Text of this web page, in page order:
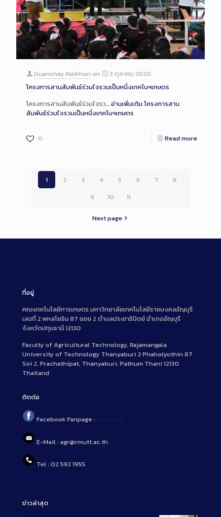
Duanchay Naikhon on
3 ตุลาคม 2020
โครงการสานสัมพันธ์ร่วมใจรวมเป็นหนึ่งเทคโนฯเกษตร
โครงการสานสัมพันธ์ร่วมใจรว… อ่านเพิ่มเติมโครงการสาน
สัมพันธ์ร่วมใจรวมเป็นหนึ่งเทคโนฯเกษตร
0 Read more
1 2 3 4 5 6 7
8
9
10 11
Next page
ที่อยู่
คณะเทคโนโลยีการเกษตร มหาวิทยาลัยเทคโนโลยีราชมงคลธัญบุรี
เลขที่ 2 พหลโยธิน 87 ซอย 2 ตำบลประชาธิปัตย์ อำเภอธัญบุรี
จังหวัดปทุมธานี 12130
Faculty of Agricultural Technology, Rajamangala
University of Technology Thanyaburi 2 Phaholyothin 87
Soi 2, Prachathipat, Thanyaburi, Pathum Thani 12130
Thailand
ติดต่อ
Facebook Fanpage :
E-Mail : agr@rmutt.ac.th
Tel : 02 592 1955
ข่าวล่าสุด